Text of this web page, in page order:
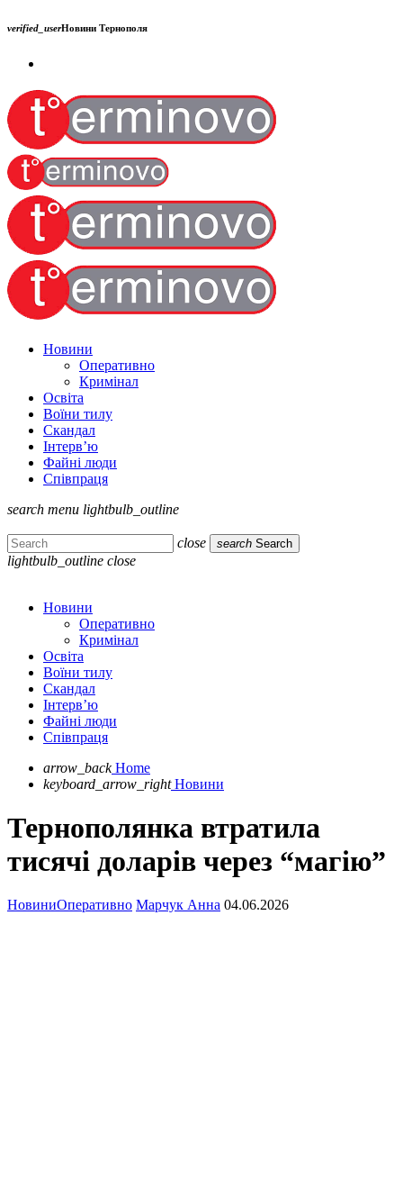
verified_userНовини Тернополя
Новини
Оперативно
Кримінал
Освіта
Воїни тилу
Скандал
Інтерв’ю
Файні люди
Співпраця
search menu lightbulb_outline
close search Search
lightbulb_outline close
Новини
Оперативно
Кримінал
Освіта
Воїни тилу
Скандал
Інтерв’ю
Файні люди
Співпраця
arrow_back Home
keyboard_arrow_right Новини
Тернополянка втратила
тисячі доларів через “магію”
НовиниОперативно Марчук Анна 04.06.2026